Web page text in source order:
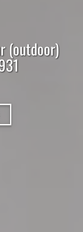
(outdoor)